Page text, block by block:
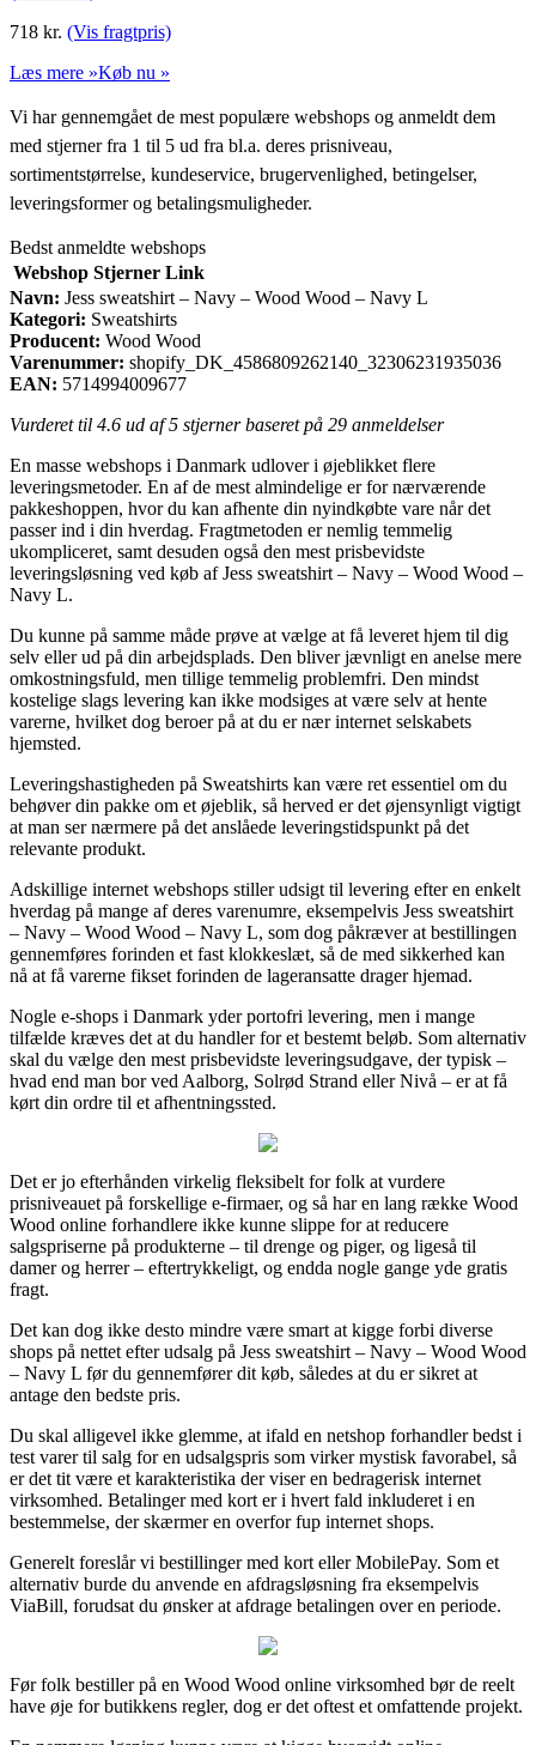
718 kr. (Vis fragtpris)
Læs mere »Køb nu »
Vi har gennemgået de mest populære webshops og anmeldt dem
med stjerner fra 1 til 5 ud fra bl.a. deres prisniveau,
sortimentstørrelse, kundeservice, brugervenlighed, betingelser,
leveringsformer og betalingsmuligheder.
Bedst anmeldte webshops
Webshop Stjerner Link
Navn: Jess sweatshirt – Navy – Wood Wood – Navy L
Kategori: Sweatshirts
Producent: Wood Wood
Varenummer: shopify_DK_4586809262140_32306231935036
EAN: 5714994009677
Vurderet til 4.6 ud af 5 stjerner baseret på 29 anmeldelser
En masse webshops i Danmark udlover i øjeblikket flere
leveringsmetoder. En af de mest almindelige er for nærværende
pakkeshoppen, hvor du kan afhente din nyindkøbte vare når det
passer ind i din hverdag. Fragtmetoden er nemlig temmelig
ukompliceret, samt desuden også den mest prisbevidste
leveringsløsning ved køb af Jess sweatshirt – Navy – Wood Wood –
Navy L.
Du kunne på samme måde prøve at vælge at få leveret hjem til dig
selv eller ud på din arbejdsplads. Den bliver jævnligt en anelse mere
omkostningsfuld, men tillige temmelig problemfri. Den mindst
kostelige slags levering kan ikke modsiges at være selv at hente
varerne, hvilket dog beroer på at du er nær internet selskabets
hjemsted.
Leveringshastigheden på Sweatshirts kan være ret essentiel om du
behøver din pakke om et øjeblik, så herved er det øjensynligt vigtigt
at man ser nærmere på det anslåede leveringstidspunkt på det
relevante produkt.
Adskillige internet webshops stiller udsigt til levering efter en enkelt
hverdag på mange af deres varenumre, eksempelvis Jess sweatshirt
– Navy – Wood Wood – Navy L, som dog påkræver at bestillingen
gennemføres forinden et fast klokkeslæt, så de med sikkerhed kan
nå at få varerne fikset forinden de lageransatte drager hjemad.
Nogle e-shops i Danmark yder portofri levering, men i mange
tilfælde kræves det at du handler for et bestemt beløb. Som alternativ
skal du vælge den mest prisbevidste leveringsudgave, der typisk –
hvad end man bor ved Aalborg, Solrød Strand eller Nivå – er at få
kørt din ordre til et afhentningssted.
Det er jo efterhånden virkelig fleksibelt for folk at vurdere
prisniveauet på forskellige e-firmaer, og så har en lang række Wood
Wood online forhandlere ikke kunne slippe for at reducere
salgspriserne på produkterne – til drenge og piger, og ligeså til
damer og herrer – eftertrykkeligt, og endda nogle gange yde gratis
fragt.
Det kan dog ikke desto mindre være smart at kigge forbi diverse
shops på nettet efter udsalg på Jess sweatshirt – Navy – Wood Wood
– Navy L før du gennemfører dit køb, således at du er sikret at
antage den bedste pris.
Du skal alligevel ikke glemme, at ifald en netshop forhandler bedst i
test varer til salg for en udsalgspris som virker mystisk favorabel, så
er det tit være et karakteristika der viser en bedragerisk internet
virksomhed. Betalinger med kort er i hvert fald inkluderet i en
bestemmelse, der skærmer en overfor fup internet shops.
Generelt foreslår vi bestillinger med kort eller MobilePay. Som et
alternativ burde du anvende en afdragsløsning fra eksempelvis
ViaBill, forudsat du ønsker at afdrage betalingen over en periode.
Før folk bestiller på en Wood Wood online virksomhed bør de reelt
have øje for butikkens regler, dog er det oftest et omfattende projekt.